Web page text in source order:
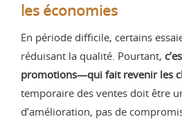
les économies
En période difficile, certains
réduisant la qualité. Pourtant,
promotions—qui fait revenir les
temporaire des ventes doit être
d’amélioration, pas de